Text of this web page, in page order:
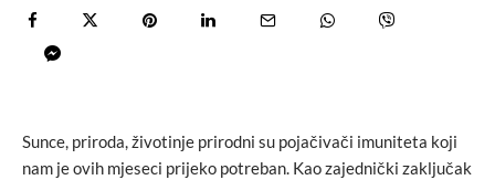
Sunce, priroda, životinje prirodni su pojačivači imuniteta koji
nam je ovih mjeseci prijeko potreban. Kao zajednički zaključak